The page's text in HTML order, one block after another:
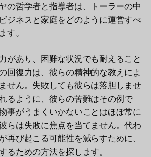
の哲学者と指導者は、トーラーの中
ジネスと家庭をどのように運営すべ
す。
があり、困難な状況でも耐えること
回復力は、彼らの精神的な教えによ
せん。失敗しても彼らは落胆しませ
るように、彼らの苦難はその例で
事がうまくいかないことはほぼ常に
らは失敗に焦点を当てません。代わ
再び起こる可能性を減らすために、
るための方法を探します。